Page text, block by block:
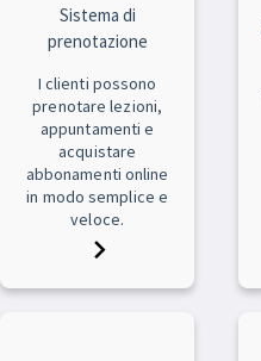
Sistema di
prenotazione
I clienti possono
prenotare lezioni,
appuntamenti e
acquistare
abbonamenti online
in modo semplice e
veloce.